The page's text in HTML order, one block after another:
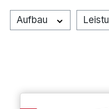
Aufbau